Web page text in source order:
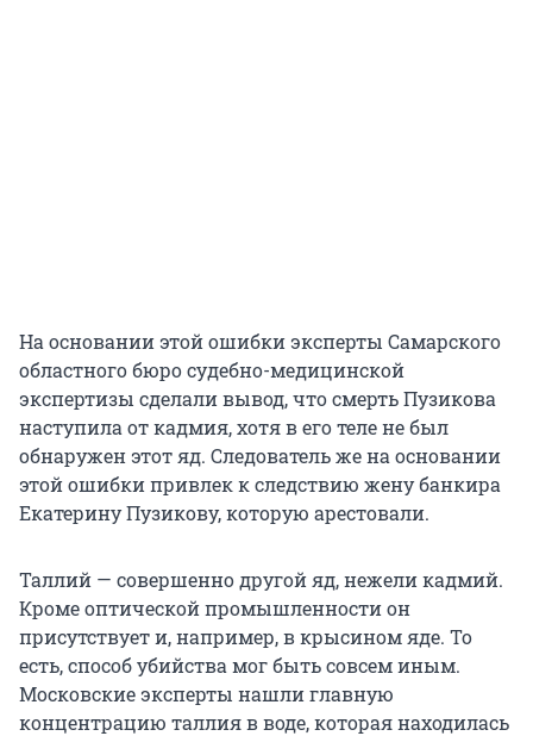
На основании этой ошибки эксперты Самарского
областного бюро судебно-медицинской
экспертизы сделали вывод, что смерть Пузикова
наступила от кадмия, хотя в его теле не был
обнаружен этот яд. Следователь же на основании
этой ошибки привлек к следствию жену банкира
Екатерину Пузикову, которую арестовали.
Таллий — совершенно другой яд, нежели кадмий.
Кроме оптической промышленности он
присутствует и, например, в крысином яде. То
есть, способ убийства мог быть совсем иным.
Московские эксперты нашли главную
концентрацию таллия в воде, которая находилась